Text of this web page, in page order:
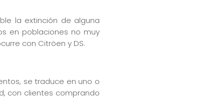
la extinción de alguna
en poblaciones no muy
con Citröen y DS.
se traduce en uno o
con clientes comprando